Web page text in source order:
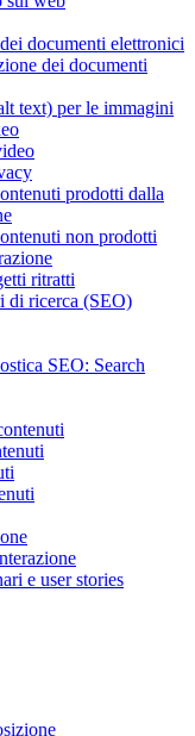
documenti elettronici
dei documenti
text) per le immagini
prodotti dalla
non prodotti
ritratti
di ricerca (SEO)
SEO: Search
e user stories